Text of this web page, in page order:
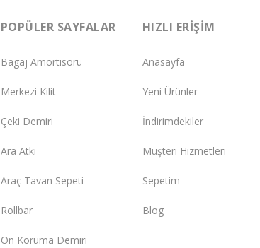
POPÜLER SAYFALAR
Bagaj Amortisörü
Merkezi Kilit
Çeki Demiri
Ara Atkı
Araç Tavan Sepeti
Rollbar
Ön Koruma Demiri
HIZLI ERIŞIM
Anasayfa
Yeni Ürünler
İndirimdekiler
Müşteri Hizmetleri
Sepetim
Blog